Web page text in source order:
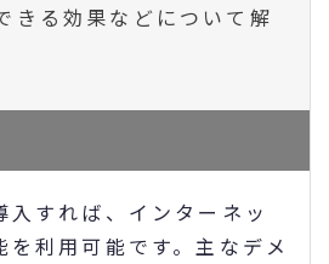
きる効果などについて解
入すれば、インターネッ
を利用可能です。主なデメ